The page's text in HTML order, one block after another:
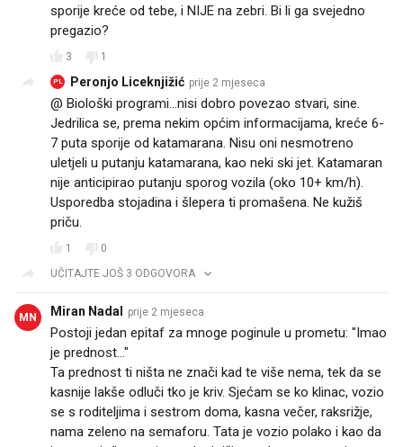
sporije kreće od tebe, i NIJE na zebri. Bi li ga svejedno
pregazio?
3 1
PL Peronjo Liceknjižić prije 2 mjeseca
@ Biološki programi...nisi dobro povezao stvari, sine.
Jedrilica se, prema nekim općim informacijama, kreće 6-
7 puta sporije od katamarana. Nisu oni nesmotreno
uletjeli u putanju katamarana, kao neki ski jet. Katamaran
nije anticipirao putanju sporog vozila (oko 10+ km/h).
Usporedba stojadina i šlepera ti promašena. Ne kužiš
priču.
1
0
UČITAJTE JOŠ 3 ODGOVORA
MN Miran Nadal prije 2 mjeseca
Postoji jedan epitaf za mnoge poginule u prometu: "Imao
je prednost..."
Ta prednost ti ništa ne znači kad te više nema, tek da se
kasnije lakše odluči tko je kriv. Sjećam se ko klinac, vozio
se s roditeljima i sestrom doma, kasna večer, raksrižje,
nama zeleno na semaforu. Tata je vozio polako i kao da